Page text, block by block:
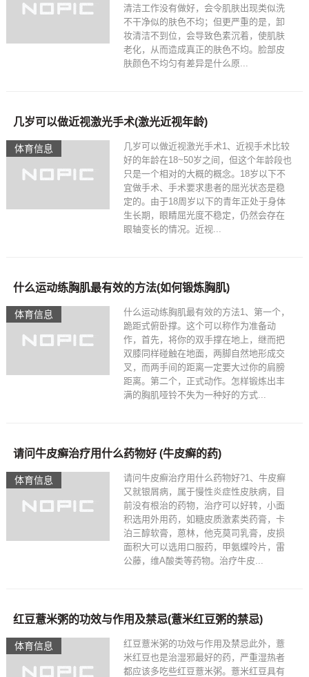
清洁工作没有做好，会令肌肤出现类似洗
不干净似的肤色不均；但更严重的是，卸
妆清洁不到位，会导致色素沉着，使肌肤
老化，从而造成真正的肤色不均。脸部皮
肤颜色不均匀有差异是什么原...
体育信息
几岁可以做近视激光手术(激光近视年龄)
几岁可以做近视激光手术1、近视手术比较
好的年龄在18~50岁之间，但这个年龄段也
只是一个相对的大概的概念。18岁以下不
宜做手术、手术要求患者的屈光状态是稳
定的。由于18周岁以下的青年正处于身体
生长期，眼睛屈光度不稳定，仍然会存在
眼轴变长的情况。近视...
体育信息
什么运动练胸肌最有效的方法(如何锻炼胸肌)
什么运动练胸肌最有效的方法1、第一个，
跪距式俯卧撑。这个可以称作为准备动
作，首先，将你的双手撑在地上，继而把
双膝同样碰触在地面，两脚自然地形成交
叉，而两手间的距离一定要大过你的肩膀
距离。第二个，正式动作。怎样锻炼出丰
满的胸肌哑铃不失为一种好的方式...
体育信息
请问牛皮癣治疗用什么药物好 (牛皮癣的药)
请问牛皮癣治疗用什么药物好?1、牛皮癣
又就银屑病，属于慢性炎症性皮肤病，目
前没有根治的药物，治疗可以好转，小面
积选用外用药，如糖皮质激素类药膏，卡
泊三醇软膏，蒽林，他克莫司乳膏，皮损
面积大可以选用口服药，甲氨蝶呤片，雷
公藤，维A酸类等药物。治疗牛皮...
体育信息
红豆薏米粥的功效与作用及禁忌(薏米红豆粥的禁忌)
红豆薏米粥的功效与作用及禁忌此外，薏
米红豆也是治湿邪最好的药，严重湿热者
都应该多吃些红豆薏米粥。薏米红豆具有